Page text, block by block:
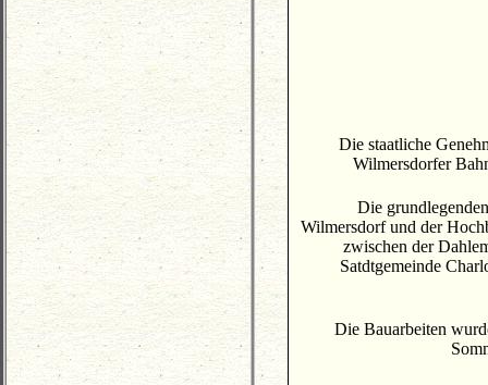
Die staatliche
Wilmersdorfer
Die
Wilmersdorf und der
zwischen der
Satdtgemeinde
Die Bauarbeiten